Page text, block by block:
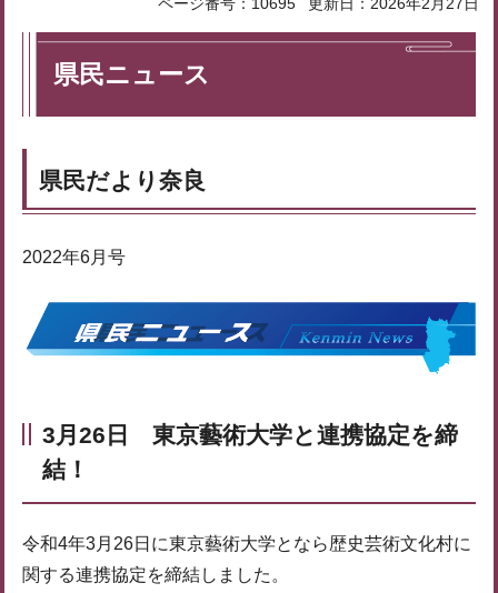
県民ニュース
県民だより奈良
2022年6月号
3月26日 東京藝術大学と連携協定を締
結！
令和4年3月26日に東京藝術大学となら歴史芸術文化村に
関する連携協定を締結しました。